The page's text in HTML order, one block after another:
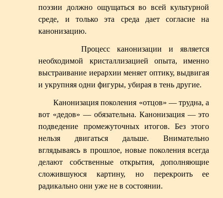
поэзии должно ощущаться во всей культурной
среде, и только эта среда дает согласие на
канонизацию.
Процесс канонизации и является
необходимой кристаллизацией опыта, именно
выстраивание иерархии меняет оптику, выдвигая
и укрупняя одни фигуры, убирая в тень другие.
Канонизация поколения «отцов» — трудна, а
вот «дедов» — обязательна. Канонизация — это
подведение промежуточных итогов. Без этого
нельзя двигаться дальше. Внимательно
вглядываясь в прошлое, новые поколения всегда
делают собственные открытия, дополняющие
сложившуюся картину, но перекроить ее
радикально они уже не в состоянии.